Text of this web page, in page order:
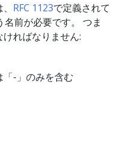
RFC 1123で定義されて
前が必要です。 つま
ればなりません:
-」のみを含む